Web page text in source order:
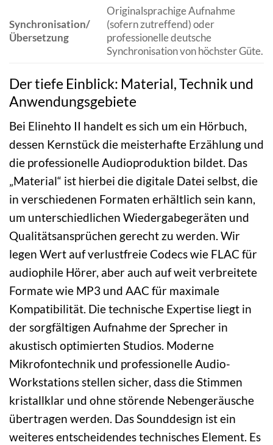
Synchronisation/
Übersetzung
Originalsprachige Aufnahme
(sofern zutreffend) oder
professionelle deutsche
Synchronisation von höchster Güte.
Der tiefe Einblick: Material, Technik und
Anwendungsgebiete
Bei Elinehto II handelt es sich um ein Hörbuch,
dessen Kernstück die meisterhafte Erzählung und
die professionelle Audioproduktion bildet. Das
„Material“ ist hierbei die digitale Datei selbst, die
in verschiedenen Formaten erhältlich sein kann,
um unterschiedlichen Wiedergabegeräten und
Qualitätsansprüchen gerecht zu werden. Wir
legen Wert auf verlustfreie Codecs wie FLAC für
audiophile Hörer, aber auch auf weit verbreitete
Formate wie MP3 und AAC für maximale
Kompatibilität. Die technische Expertise liegt in
der sorgfältigen Aufnahme der Sprecher in
akustisch optimierten Studios. Moderne
Mikrofontechnik und professionelle Audio-
Workstations stellen sicher, dass die Stimmen
kristallklar und ohne störende Nebengeräusche
übertragen werden. Das Sounddesign ist ein
weiteres entscheidendes technisches Element. Es